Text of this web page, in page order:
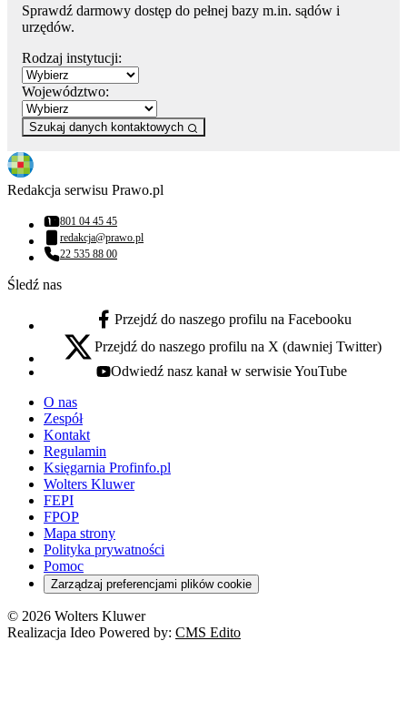
Sprawdź darmowy dostęp do pełnej bazy m.in. sądów i
urzędów.
Rodzaj instytucji:
Województwo:
Szukaj danych kontaktowych
Redakcja serwisu Prawo.pl
Numer telefonu:
801 04 45 45
Adres email:
redakcja@prawo.pl
Numer telefonu:
22 535 88 00
Śledź nas
facebook - otwiera się w nowej karcie
Przejdź do naszego profilu na Facebooku
x - otwiera się w nowej karcie
Przejdź do naszego profilu na X (dawniej Twitter)
youtube - otwiera się w nowej karcie
Odwiedź nasz kanał w serwisie YouTube
O nas
Zespół
Kontakt
Regulamin
Księgarnia Profinfo.pl
Wolters Kluwer
FEPI
FPOP
Mapa strony
Polityka prywatności
Pomoc
Zarządzaj preferencjami plików cookie
© 2026 Wolters Kluwer
Realizacja Ideo Powered by: CMS Edito